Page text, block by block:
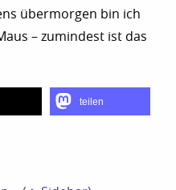
übermorgen bin ich
– zumindest ist das
teilen